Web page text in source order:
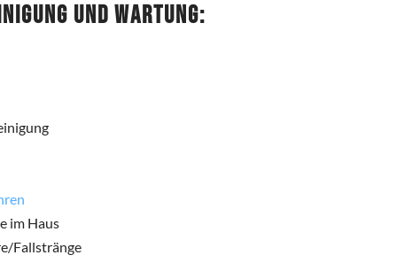
und Wartung:
im Haus
Fallstränge